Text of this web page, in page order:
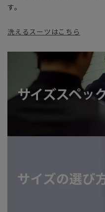
す。
洗えるスーツはこちら